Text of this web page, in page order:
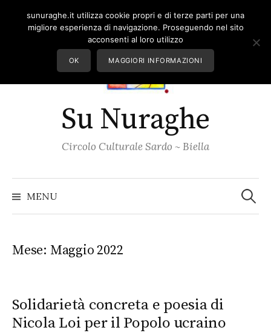
Su Nuraghe
Circolo Culturale Sardo ~ Biella
MENU per:
Mese: Maggio 2022
Solidarietà concreta e poesia di
Nicola Loi per il Popolo ucraino
sunuraghe.it utilizza cookie propri e di terze parti per una
migliore esperienza di navigazione. Proseguendo nel sito
acconsenti al loro utilizzo
OK MAGGIORI INFORMAZIONI